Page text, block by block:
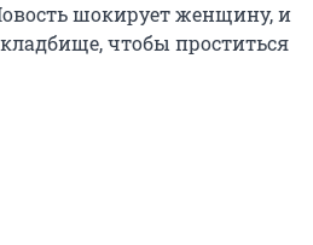
шокирует женщину, и
чтобы проститься